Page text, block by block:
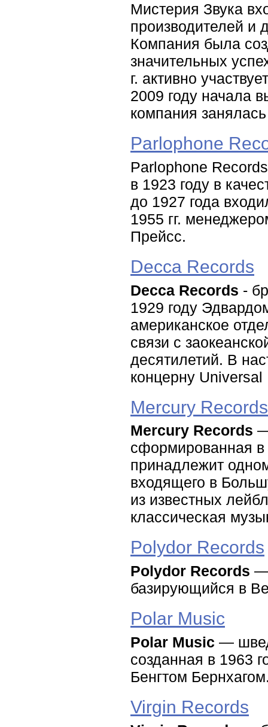
Мистерия Звука
производителей и
Компания была
значительных
г. активно
2009 году начала
компания
Parlophone
Parlophone
в 1923 году в
до 1927 года
1955 гг.
Прейсс.
Decca Records
Decca Records -
1929 году
американское
связи с
десятилетий. В
концерну
Mercury Records
Mercury Records
сформированная в
принадлежит
входящего в
из известных
классическая
Polydor Records
Polydor Records —
базирующийся в
Polar Music
Polar Music —
созданная в 1963
Бенгтом
Virgin Records